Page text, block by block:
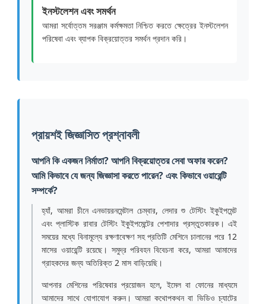
ইনস্টলেশন এবং সমর্থন
আমরা সর্বোত্তম সরঞ্জাম কর্মক্ষমতা নিশ্চিত করতে ক্ষেত্রের ইনস্টলেশন
পরিষেবা এবং ব্যাপক বিক্রয়োত্তর সমর্থন প্রদান করি।
প্রায়শই জিজ্ঞাসিত প্রশ্নাবলী
আপনি কি একজন নির্মাতা? আপনি বিক্রয়োত্তর সেবা অফার করেন?
আমি কিভাবে যে জন্য জিজ্ঞাসা করতে পারেন? এবং কিভাবে ওয়ারেন্টি
সম্পর্কে?
হ্যাঁ, আমরা চীনে এনভায়রনমেন্টাল চেম্বার, লেদার শু টেস্টিং ইকুইপমেন্ট
এবং প্লাস্টিক রাবার টেস্টিং ইকুইপমেন্টের পেশাদার প্রস্তুতকারক। এই
সময়ের মধ্যে বিনামূল্যে রক্ষণাবেক্ষণ সহ প্রতিটি মেশিনে চালানের পরে 12
মাসের ওয়ারেন্টি রয়েছে। সমুদ্র পরিবহন বিবেচনা করে, আমরা আমাদের
গ্রাহকদের জন্য অতিরিক্ত 2 মাস বাড়িয়েছি।
আপনার মেশিনের পরিষেবার প্রয়োজন হলে, ইমেল বা ফোনের মাধ্যমে
আমাদের সাথে যোগাযোগ করুন। আমরা কথোপকথন বা ভিডিও চ্যাটের